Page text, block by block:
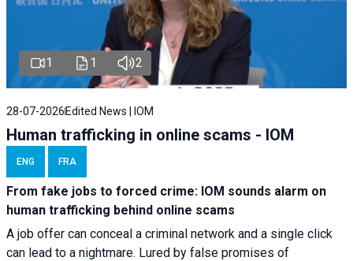
1 1 2
28-07-2026 Edited News | IOM
Human trafficking in online scams - IOM
ENG FRA
From fake jobs to forced crime: IOM sounds alarm on
human trafficking behind online scams
A job offer can conceal a criminal network and a single click
can lead to a nightmare. Lured by false promises of